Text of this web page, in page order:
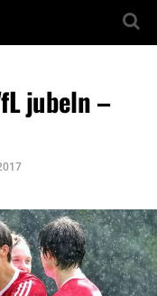
jubeln –